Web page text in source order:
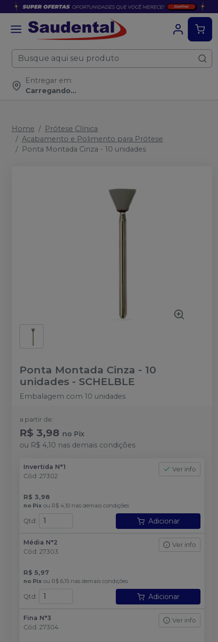
Entregar em:
Carregando...
Home
Prótese Clínica
Acabamento e Polimento para Prótese
Ponta Montada Cinza - 10 unidades
Ponta Montada Cinza - 10
unidades - SCHELBLE
Embalagem com 10 unidades
a partir de:
R$ 3,98 no Pix
ou R$ 4,10 nas demais condições
Invertida N°1
Cód. 27302
Ver info
R$ 3,98
no Pix ou R$ 4,10 nas demais condições
Qtd : Adicionar
Média N°2
Cód. 27303
Ver info
R$ 5,97
no Pix ou R$ 6,15 nas demais condições
Qtd : Adicionar
Fina N°3
Cód. 27304
Ver info